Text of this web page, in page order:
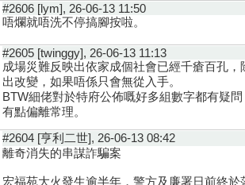
#2606 [lym], 26-06-13 11:50
唔爛就唔洗不停搞腳按啦。
#2605 [twinggy], 26-06-13 11:13
成場災難反映出依家成個社會已經千瘡百孔
出改變，如果唔係只會無從入手。
BTW細佬對於特府公佈嘅好多組數字都有疑
有點偏離常理。
#2604 [亨利二世], 26-06-13 08:42
離奇消失的串謀詐騙案
宏福苑大火發生逾半年，警方及廉署日前終於